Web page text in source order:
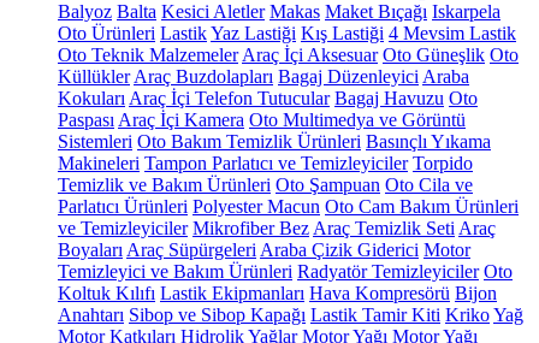
Balyoz Balta Kesici Aletler Makas Maket Bıçağı Iskarpela
Oto Ürünleri LastikYaz Lastiği Kış Lastiği 4 Mevsim Lastik
Oto Teknik Malzemeler Araç İçi Aksesuar Oto Güneşlik Oto
Küllükler Araç Buzdolapları Bagaj Düzenleyici Araba
Kokuları Araç İçi Telefon Tutucular Bagaj Havuzu Oto
Paspası Araç İçi Kamera Oto Multimedya ve Görüntü
Sistemleri Oto Bakım Temizlik Ürünleri Basınçlı Yıkama
Makineleri Tampon Parlatıcı ve Temizleyiciler Torpido
Temizlik ve Bakım Ürünleri Oto Şampuan Oto Cila ve
Parlatıcı Ürünleri Polyester Macun Oto Cam Bakım Ürünleri
ve Temizleyiciler Mikrofiber Bez Araç Temizlik Seti Araç
Boyaları Araç Süpürgeleri Araba Çizik Giderici Motor
Temizleyici ve Bakım Ürünleri Radyatör Temizleyiciler Oto
Koltuk Kılıfı Lastik Ekipmanları Hava Kompresörü Bijon
Anahtarı Sibop ve Sibop Kapağı Lastik Tamir Kiti KrikoYağ
Motor Katkıları Hidrolik Yağlar Motor Yağı Motor Yağı